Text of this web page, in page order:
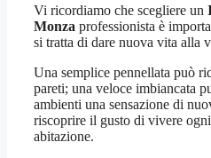
Vi ricordiamo che scegliere un
Monza professionista è
si tratta di dare nuova vita alla
Una semplice pennellata può
pareti; una veloce imbiancata
ambienti una sensazione di
riscoprire il gusto di vivere
abitazione.